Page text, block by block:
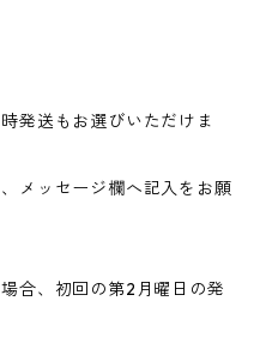
発送もお選びいただけま
メッセージ欄へ記入をお願
合、初回の第2月曜日の発